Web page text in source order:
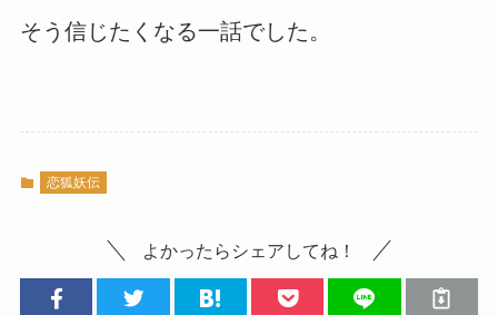
そう信じたくなる一話でした。
恋狐妖伝
よかったらシェアしてね！